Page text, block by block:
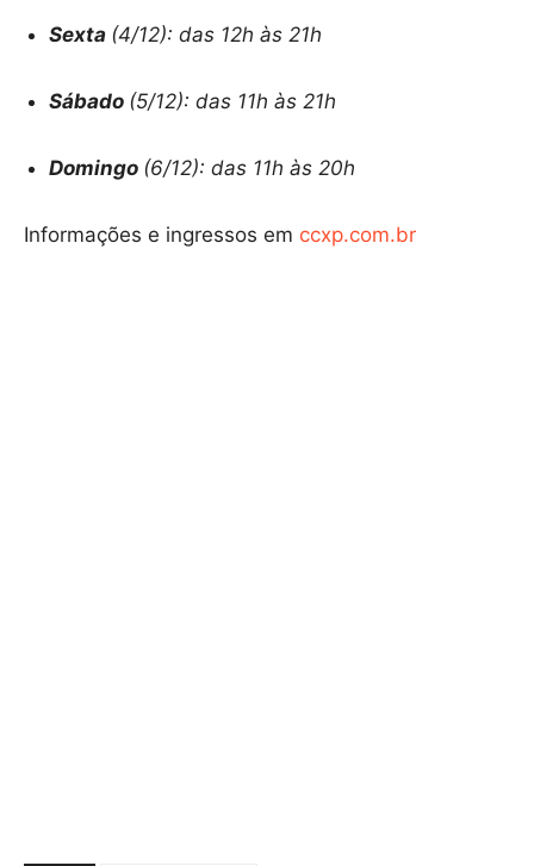
Sexta (4/12): das 12h às 21h
Sábado (5/12): das 11h às 21h
Domingo (6/12): das 11h às 20h
Informações e ingressos em ccxp.com.br